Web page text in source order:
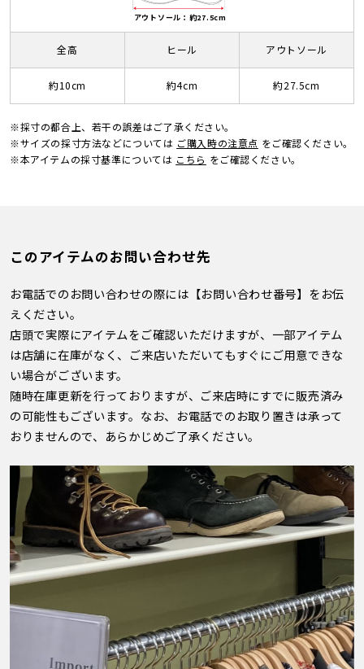
アウトソール：約27.5cm
全高
約10cm
ヒール
約4cm
アウトソール
約27.5cm
※採寸の都合上、若干の誤差はご了承ください。
※サイズの採寸方法などについては ご購入時の注意点 をご確認ください。
※本アイテムの採寸基準については こちら をご確認ください。
このアイテムのお問い合わせ先
お電話でのお問い合わせの際には【お問い合わせ番号】をお伝
えください。
店頭で実際にアイテムをご確認いただけますが、一部アイテム
は店舗に在庫がなく、ご来店いただいてもすぐにご用意できな
い場合がございます。
随時在庫更新を行っておりますが、ご来店時にすでに販売済み
の可能性もございます。なお、お電話でのお取り置きは承って
おりませんので、あらかじめご了承ください。